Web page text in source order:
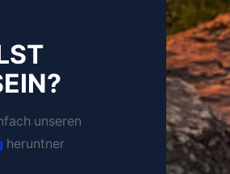
unseren
heruntner